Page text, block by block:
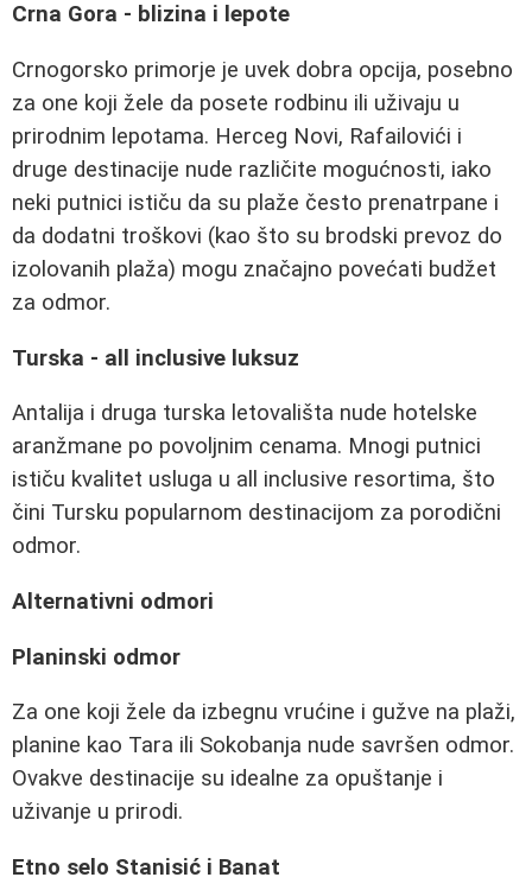
Crna Gora - blizina i lepote
Crnogorsko primorje je uvek dobra opcija, posebno
za one koji žele da posete rodbinu ili uživaju u
prirodnim lepotama. Herceg Novi, Rafailovići i
druge destinacije nude različite mogućnosti, iako
neki putnici ističu da su plaže često prenatrpane i
da dodatni troškovi (kao što su brodski prevoz do
izolovanih plaža) mogu značajno povećati budžet
za odmor.
Turska - all inclusive luksuz
Antalija i druga turska letovališta nude hotelske
aranžmane po povoljnim cenama. Mnogi putnici
ističu kvalitet usluga u all inclusive resortima, što
čini Tursku popularnom destinacijom za porodični
odmor.
Alternativni odmori
Planinski odmor
Za one koji žele da izbegnu vrućine i gužve na plaži,
planine kao Tara ili Sokobanja nude savršen odmor.
Ovakve destinacije su idealne za opuštanje i
uživanje u prirodi.
Etno selo Stanisić i Banat